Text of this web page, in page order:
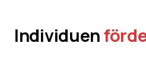
Individuen